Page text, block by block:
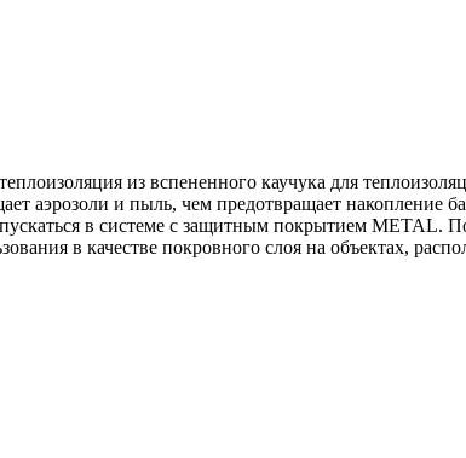
из вспененного каучука для
аэрозоли и пыль, чем предотвращает накопление
в системе c защитным покрытием METAL.
в качестве покровного слоя на объектах,